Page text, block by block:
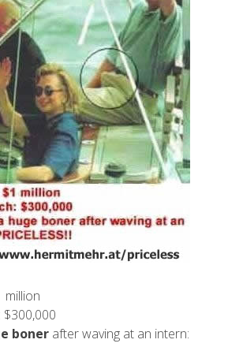
million
$300,000
boner after waving at an intern: